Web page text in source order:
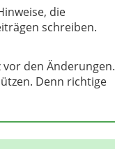
die
schreiben.
den Änderungen.
Denn richtige